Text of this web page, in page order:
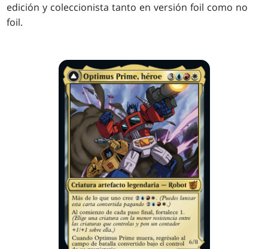
edición y coleccionista tanto en versión foil como no
foil.